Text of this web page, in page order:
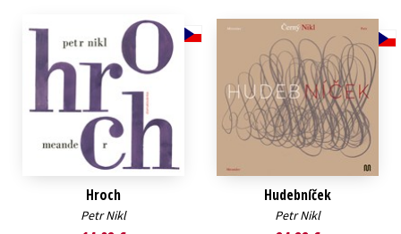
Technické vedy
Učebnice
Umenie a kultúra
Výchova a pedagogika
Young adult (SK)
Zdravie a životný štýl
Všetky tituly
Hroch
Petr Nikl
Hudebníček
Petr Nikl